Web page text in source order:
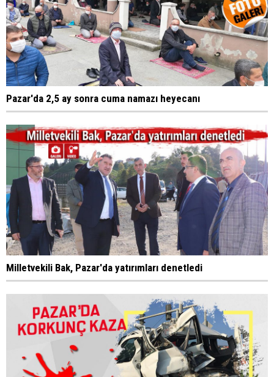
Pazar'da 2,5 ay sonra cuma namazı heyecanı
Milletvekili Bak, Pazar'da yatırımları denetledi